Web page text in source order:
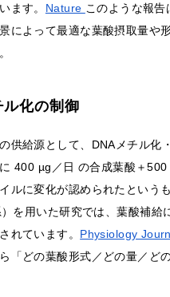
ます。 Nature このような報
によって最適な葉酸摂取量や
化の制御
供給源として、DNAメチル化
400 µg／日 の合成葉酸＋
ルに変化が認められたという
）を用いた研究では、葉酸補
れています。 Physiology
「どの葉酸形式／どの量／ど